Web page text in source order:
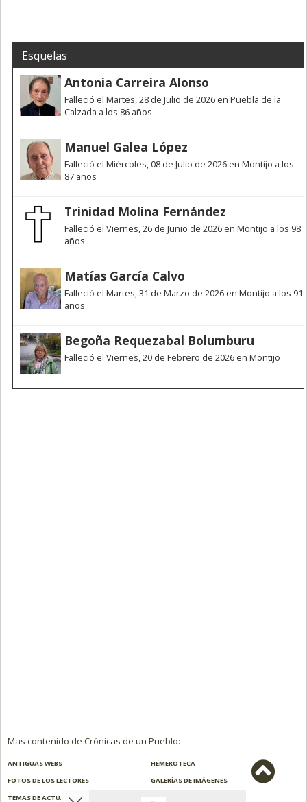
Esquelas
Antonia Carreira Alonso
Falleció el Martes, 28 de Julio de 2026 en Puebla de la
Calzada a los 86 años
Manuel Galea López
Falleció el Miércoles, 08 de Julio de 2026 en Montijo a los
87 años
Trinidad Molina Fernández
Falleció el Viernes, 26 de Junio de 2026 en Montijo a los 98
años
Matías García Calvo
Falleció el Martes, 31 de Marzo de 2026 en Montijo a los 91
años
Begoña Requezabal Bolumburu
Falleció el Viernes, 20 de Febrero de 2026 en Montijo
Mas contenido de Crónicas de un Pueblo:
ANTIGUAS WEBS
HEMEROTECA
FOTOS DE LOS LECTORES
GALERÍAS DE IMÁGENES
TEMAS DE ACTUALIDAD